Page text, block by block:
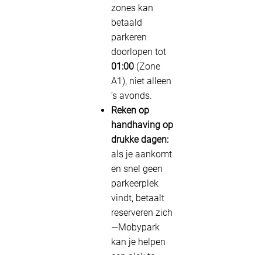
zones kan
betaald
parkeren
doorlopen tot
01:00 (Zone
A1), niet alleen
’s avonds.
Reken op
handhaving op
drukke dagen:
als je aankomt
en snel geen
parkeerplek
vindt, betaalt
reserveren zich
—Mobypark
kan je helpen